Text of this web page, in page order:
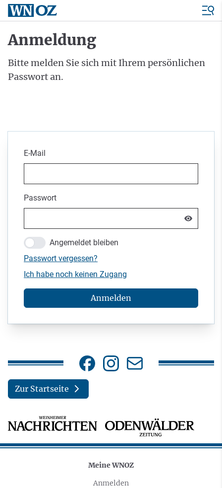
Anmeldung
Bitte melden Sie sich mit Ihrem persönlichen
Passwort an.
E-Mail
Passwort
Angemeldet bleiben
Passwort vergessen?
Ich habe noch keinen Zugang
Anmelden
Zur Startseite
Meine WNOZ
Anmelden